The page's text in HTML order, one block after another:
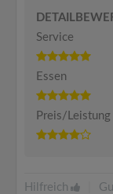
Service
Essen
Preis/Leistung
Hilfreich